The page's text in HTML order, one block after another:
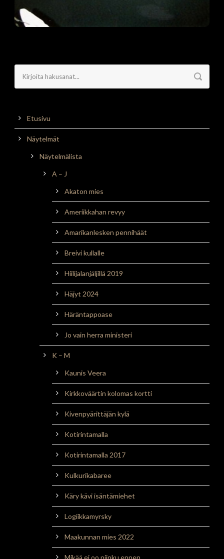
Etusivu
Näytelmät
Näytelmälista
A – J
Akaton mies
Ameriikkahan revyy
Amarikanlesken pennihäät
Breivi kullalle
Hiilijalanjäljillä 2019
Häjyt 2024
Häräntappoase
Jo vain herra ministeri
K – M
Kaunis Veera
Kirkkoväärtin kolomas kortti
Kivenpyärittäjän kylä
Kotirintamalla
Kotirintamalla 2017
Kulkurikabaree
Käry kävi isäntämiehet
Logiikkamyrsky
Maakunnan mies 2022